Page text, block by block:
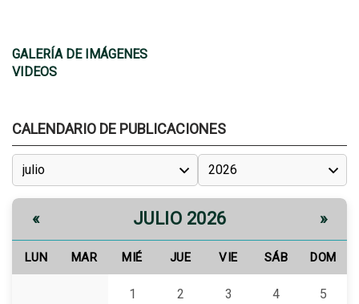
GALERÍA DE IMÁGENES
VIDEOS
CALENDARIO DE PUBLICACIONES
« JULIO 2026 »
LUN MAR MIÉ JUE VIE SÁB DOM
1 2 3 4 5